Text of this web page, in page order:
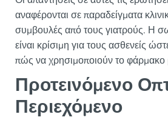
αναφέρονται σε παραδείγματα
συμβουλές από τους γιατρούς. Η
είναι κρίσιμη για τους ασθενείς
πώς να χρησιμοποιούν το φάρμακο
Προτεινόμενο
Περιεχόμενο